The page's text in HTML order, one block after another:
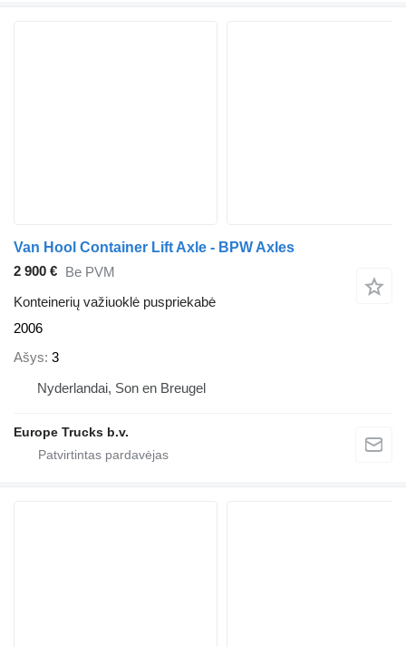
Van Hool Container Lift Axle - BPW Axles
2 900 € Be PVM
Konteinerių važiuoklė puspriekabė
2006
Ašys 3
Nyderlandai, Son en Breugel
Europe Trucks b.v.